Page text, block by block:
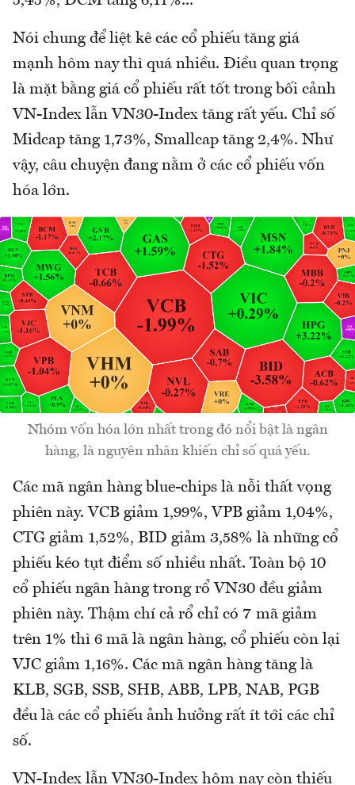
Nói chung để liệt kê các cổ phiếu tăng giá
mạnh hôm nay thì quá nhiều. Điều quan trọng
là mặt bằng giá cổ phiếu rất tốt trong bối cảnh
VN-Index lẫn VN30-Index tăng rất yếu. Chỉ số
Midcap tăng 1,73%, Smallcap tăng 2,4%. Như
vậy, câu chuyện đang nằm ở các cổ phiếu vốn
hóa lớn.
Nhóm vốn hóa lớn nhất trong đó nổi bật là ngân
hàng, là nguyên nhân khiến chỉ số quá yếu.
Các mã ngân hàng blue-chips là nỗi thất vọng
phiên này. VCB giảm 1,99%, VPB giảm 1,04%,
CTG giảm 1,52%, BID giảm 3,58% là những cổ
phiếu kéo tụt điểm số nhiều nhất. Toàn bộ 10
cổ phiếu ngân hàng trong rổ VN30 đều giảm
phiên này. Thậm chí cả rổ chỉ có 7 mã giảm
trên 1% thì 6 mã là ngân hàng, cổ phiếu còn lại
VJC giảm 1,16%. Các mã ngân hàng tăng là
KLB, SGB, SSB, SHB, ABB, LPB, NAB, PGB
đều là các cổ phiếu ảnh hưởng rất ít tới các chỉ
số.
VN-Index lẫn VN30-Index hôm nay còn thiếu